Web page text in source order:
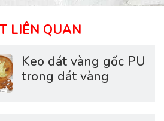
LIÊN QUAN
Keo dát vàng gốc PU
trong dát vàng